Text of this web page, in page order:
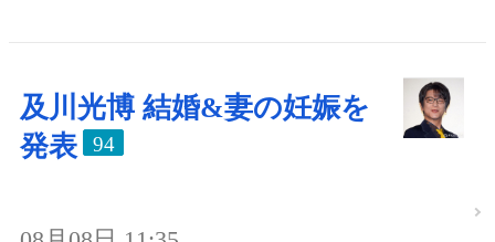
及川光博 結婚&妻の妊娠を
発表
94